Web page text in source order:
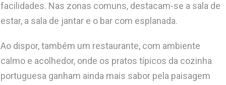
facilidades. Nas zonas comuns, destacam-se a sala de
estar, a sala de jantar e o bar com esplanada.
Ao dispor, também um restaurante, com ambiente
calmo e acolhedor, onde os pratos típicos da cozinha
portuguesa ganham ainda mais sabor pela paisagem